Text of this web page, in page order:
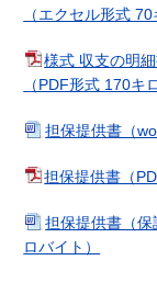
（エクセル形式 70
様式 収支の明
（PDF形式 170キ
担保提供書（
担保提供書（
担保提供書（
ロバイト）